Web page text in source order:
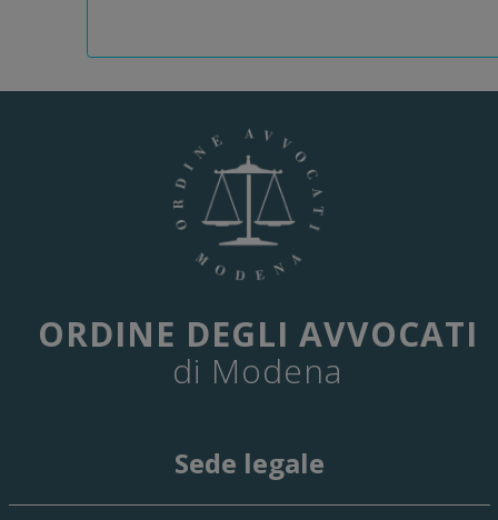
ORDINE DEGLI AVVOCATI
di Modena
Sede legale